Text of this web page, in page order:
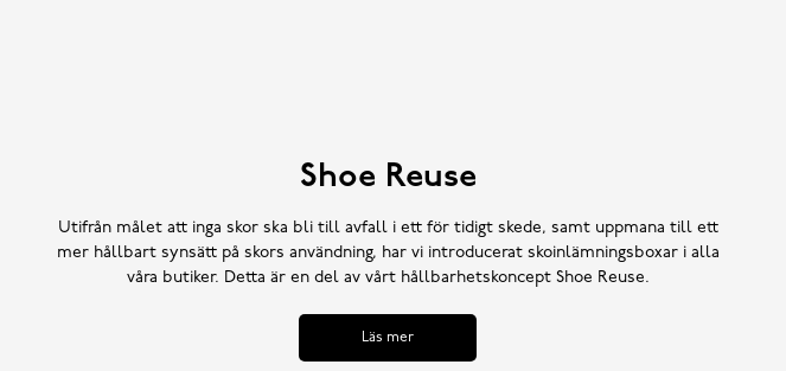
Shoe Reuse
Utifrån målet att inga skor ska bli till avfall i ett för tidigt skede, samt uppmana till ett
mer hållbart synsätt på skors användning, har vi introducerat skoinlämningsboxar i alla
våra butiker. Detta är en del av vårt hållbarhetskoncept Shoe Reuse.
Läs mer